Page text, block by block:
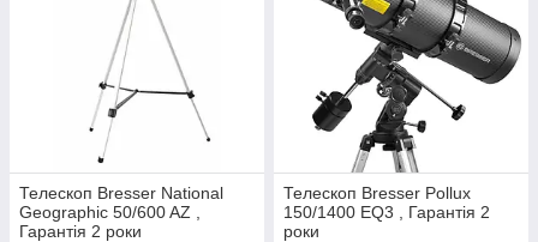
Телескоп Bresser National
Geographic 50/600 AZ ,
Гарантія 2 роки
Телескоп Bresser Pollux
150/1400 EQ3 , Гарантія 2
роки